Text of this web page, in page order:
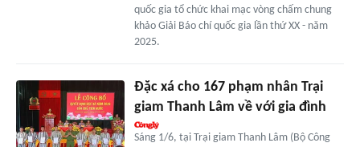
quốc gia tổ chức khai mạc vòng chấm chung
khảo Giải Báo chí quốc gia lần thứ XX - năm
2025.
Đặc xá cho 167 phạm nhân Trại
giam Thanh Lâm về với gia đình
Sáng 1/6, tại Trại giam Thanh Lâm (Bộ Công